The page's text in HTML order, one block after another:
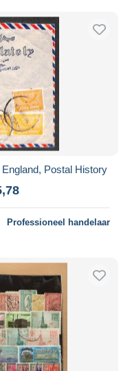
Postal History
Professioneel handelaar